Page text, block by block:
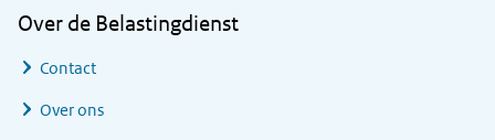
Over de Belastingdienst
Contact
Over ons